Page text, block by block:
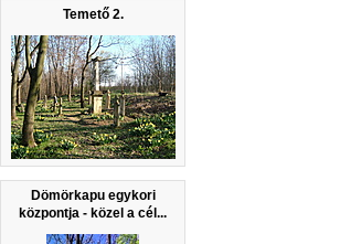
Temető 2.
Dömörkapu egykori
központja - közel a cél...